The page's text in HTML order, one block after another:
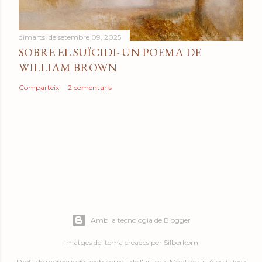
dimarts, de setembre 09, 2025
SOBRE EL SUÏCIDI- UN POEMA DE
WILLIAM BROWN
Comparteix 2 comentaris
Amb la tecnologia de Blogger
Imatges del tema creades per Silberkorn